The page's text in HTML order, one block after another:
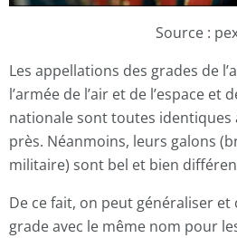
Source :
Les appellations des grades de
l’armée de l’air et de l’espace et
nationale sont toutes identiques
près. Néanmoins, leurs galons
militaire) sont bel et bien
De ce fait, on peut généraliser
grade avec le même nom pour